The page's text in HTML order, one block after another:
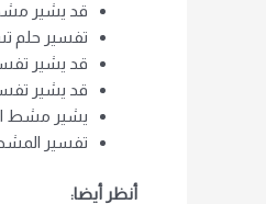
قد يشير مشط
تفسير حلم
قد يشير
قد يشير
يشير مشط
تفسير المشط
أنظر أيضا: